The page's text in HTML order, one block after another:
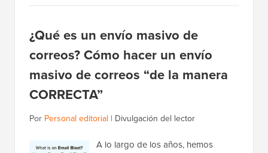
¿Qué es un envío masivo de
correos? Cómo hacer un envío
masivo de correos “de la manera
CORRECTA”
Por Personal editorial | Divulgación del lector
A lo largo de los años, hemos